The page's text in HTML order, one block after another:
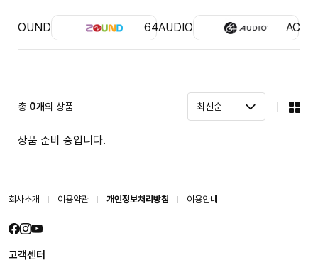
ZOUND 64AUDIO ACS
총 0개의 상품
상품 준비 중입니다.
회사소개 이용약관 개인정보처리방침 이용안내
고객센터